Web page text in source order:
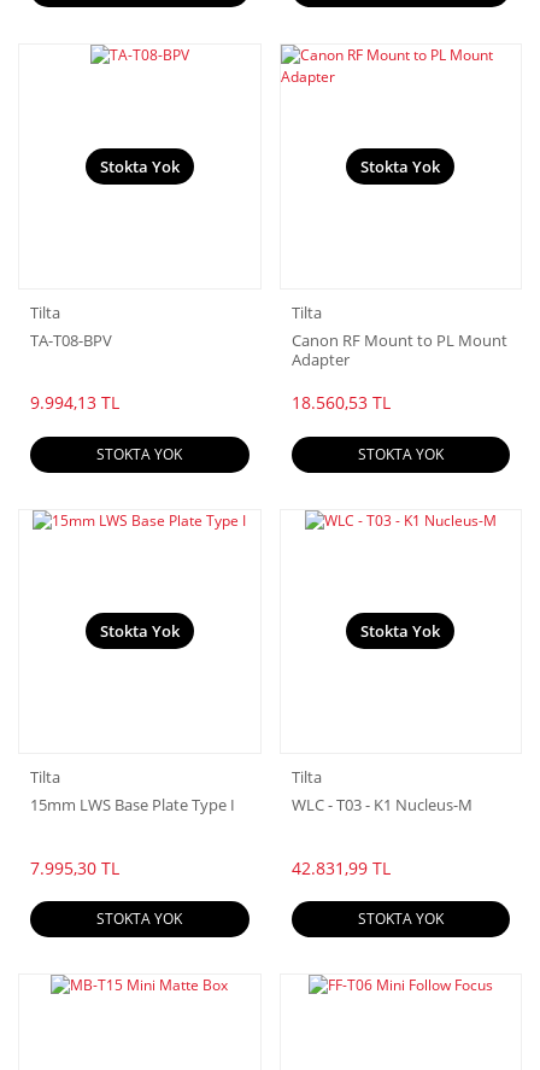
Stokta Yok
Tilta
TA-T08-BPV
9.994,13 TL
STOKTA YOK
Stokta Yok
Tilta
Canon RF Mount to PL Mount
Adapter
18.560,53 TL
STOKTA YOK
Stokta Yok
Tilta
15mm LWS Base Plate Type I
7.995,30 TL
STOKTA YOK
Stokta Yok
Tilta
WLC - T03 - K1 Nucleus-M
42.831,99 TL
STOKTA YOK